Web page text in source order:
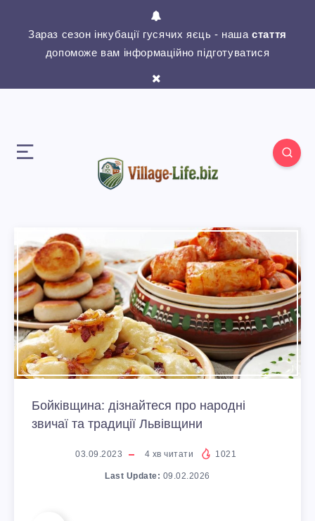
Зараз сезон інкубації гусячих яєць - нашастаття
допоможе вам інформаційно підготуватися
Бойківщина: дізнайтеся про народні
звичаї та традиції Львівщини
03.09.2023 4 хв читати 1021
Last Update: 09.02.2026